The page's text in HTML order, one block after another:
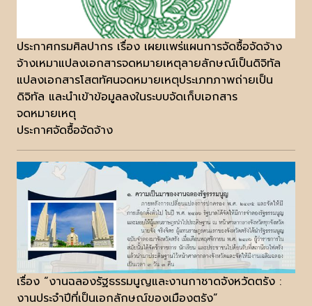
ประกาศกรมศิลปากร เรื่อง เผยเเพร่แผนการจัดซื้อจัดจ้าง
จ้างเหมาแปลงเอกสารจดหมายเหตุลายลักษณ์เป็นดิจิทัล
แปลงเอกสารโสตทัศนจดหมายเหตุประเภทภาพถ่ายเป็น
ดิจิทัล และนำเข้าข้อมูลลงในระบบจัดเก็บเอกสาร
จดหมายเหตุ
ประกาศจัดซื้อจัดจ้าง
เรื่อง “งานฉลองรัฐธรรมนูญและงานกาชาดจังหวัดตรัง :
งานประจำปีที่เป็นเอกลักษณ์ของเมืองตรัง”